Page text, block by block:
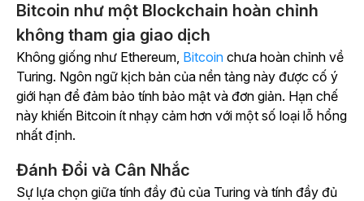
Bitcoin như một Blockchain hoàn chỉnh
không tham gia giao dịch
Không giống như Ethereum, Bitcoin chưa hoàn chỉnh về
Turing. Ngôn ngữ kịch bản của nền tảng này được cố ý
giới hạn để đảm bảo tính bảo mật và đơn giản. Hạn chế
này khiến Bitcoin ít nhạy cảm hơn với một số loại lỗ hổng
nhất định.
Đánh Đổi và Cân Nhắc
Sự lựa chọn giữa tính đầy đủ của Turing và tính đầy đủ